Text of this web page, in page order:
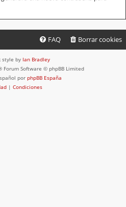
Borrar cookies
FAQ
style by Ian Bradley
Forum Software © phpBB Limited
por phpBB España
| Condiciones